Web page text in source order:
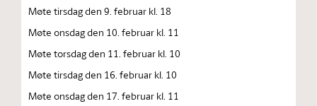
Møte tirsdag den 9. februar kl. 18
Møte onsdag den 10. februar kl. 11
Møte torsdag den 11. februar kl. 10
Møte tirsdag den 16. februar kl. 10
Møte onsdag den 17. februar kl. 11